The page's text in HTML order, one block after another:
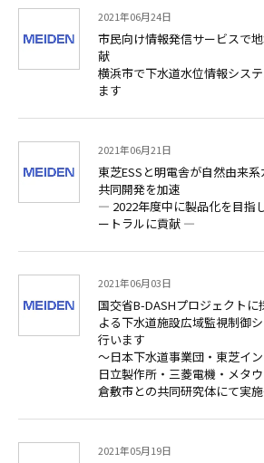
2021年06月24日
市民向け情報発信サービスで
献
横浜市で下水道水位情報シス
ます
2021年06月21日
東芝ESSと明電舎が自然由来
共同開発を加速
― 2022年度中に製品化を目指
ートラルに貢献 ―
2021年06月03日
国交省B-DASHプロジェクト
よる下水道施設広域監視制御
行います
～日本下水道事業団・東芝イ
日立製作所・三菱電機・メタ
倉敷市との共同研究体にて実
2021年05月19日